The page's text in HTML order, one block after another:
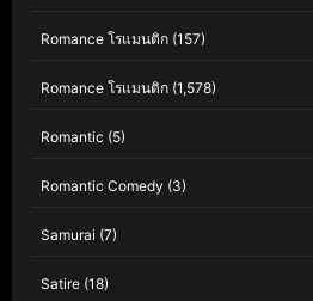
Romance โรแมนติก (157)
Romance โรแมนติก (1,578)
Romantic (5)
Romantic Comedy (3)
Samurai (7)
Satire (18)